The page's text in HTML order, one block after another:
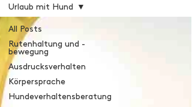
All Posts
Rutenhaltung und -
bewegung
Ausdrucksverhalten
Körpersprache
Hundeverhaltensberatung
Urlaub mit Hund